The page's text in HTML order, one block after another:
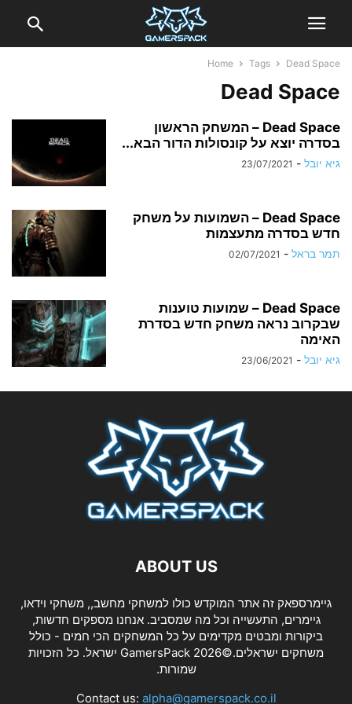
Home Tags Dead Space
Dead Space
Dead Space – המשחק הראשון
בסדרה יוצא על קונסולות הדור הבא...
גיא יובל -
23/07/2021
Dead Space – השמועות על משחק
חדש בסדרה מתעצמות
תמר בראל -
02/07/2021
Dead Space – שמועות טוענות
שבקרוב נראה משחק חדש בסדרת
האימה
גיא יובל -
23/06/2021
ABOUT US
גיימרספאק זה אתר המוקדש כולו למשחקי מחשב,, משחקי וידאו,
גיימרים, התעשייה וכל מה שמסביב. אנחנו מספקים חדשות,
ביקורות ומבטים מקדימים על כל המשחקים הכי חמים - כולל
משחקים ישראלים.©2026 GamersPack ישראל. כל הזכויות
שמורות.
Contact us: alpha@gamerspack.co.il